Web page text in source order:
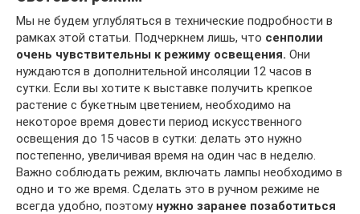
Мы не будем углубляться в технические подробности в
рамках этой статьи. Подчеркнем лишь, что сенполии
очень чувствительны к режиму освещения. Они
нуждаются в дополнительной инсоляции 12 часов в
сутки. Если вы хотите к выставке получить крепкое
растение с букетным цветением, необходимо на
некоторое время довести период искусственного
освещения до 15 часов в сутки: делать это нужно
постепенно, увеличивая время на один час в неделю.
Важно соблюдать режим, включать лампы необходимо в
одно и то же время. Сделать это в ручном режиме не
всегда удобно, поэтому нужно заранее позаботиться